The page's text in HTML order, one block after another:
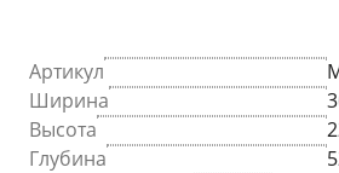
Артикул
Ширина
Высота
Глубина